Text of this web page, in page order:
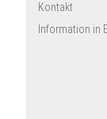
Kontakt
Information in